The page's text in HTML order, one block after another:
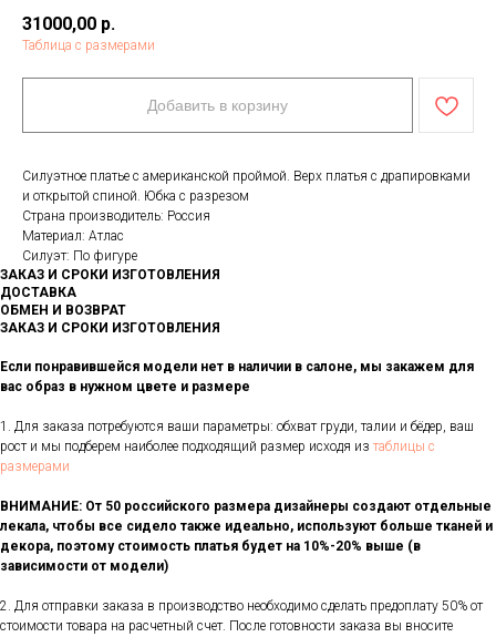
31000,00 р.
Таблица с размерами
Добавить в корзину
Силуэтное платье с американской проймой. Верх платья с драпировками
и открытой спиной. Юбка с разрезом
Страна производитель: Россия
Материал: Атлас
Силуэт: По фигуре
ЗАКАЗ И СРОКИ ИЗГОТОВЛЕНИЯ
ДОСТАВКА
ОБМЕН И ВОЗВРАТ
ЗАКАЗ И СРОКИ ИЗГОТОВЛЕНИЯ
Если понравившейся модели нет в наличии в салоне, мы закажем для
вас образ в нужном цвете и размере
1. Для заказа потребуются ваши параметры: обхват груди, талии и бёдер, ваш
рост и мы подберем наиболее подходящий размер исходя из таблицы с
размерами
ВНИМАНИЕ: От 50 российского размера дизайнеры создают отдельные
лекала, чтобы все сидело также идеально, используют больше тканей и
декора, поэтому стоимость платья будет на 10%-20% выше (в
зависимости от модели)
2. Для отправки заказа в производство необходимо сделать предоплату 50% от
стоимости товара на расчетный счет. После готовности заказа вы вносите